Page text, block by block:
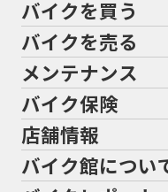
61馬力636cc
689cc690SMCR
701エンデュー
765773cc800cc
80万以下大型
883R890DUKE
8耐8耐見に行き
バイクを買う
バイクを買う トップ
バイクを探す
メーカーから探す
色から探す
バイクを売る
バイクを売る トップ
バイク館買取の強み
バイクを高く売るコ
メンテナンス
メンテナンス トップ
バイク点検
バイク車検
バイク保険
バイク保険 トップ
自賠責保険
店舗情報
店舗情報 トップ
バイク館につい